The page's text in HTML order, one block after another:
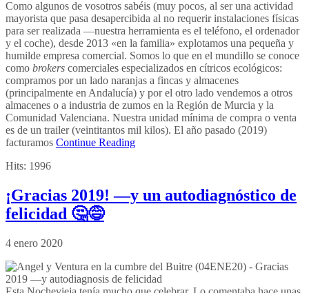
Como algunos de vosotros sabéis (muy pocos, al ser una actividad
mayorista que pasa desapercibida al no requerir instalaciones físicas
para ser realizada —nuestra herramienta es el teléfono, el ordenador
y el coche), desde 2013 «en la familia» explotamos una pequeña y
humilde empresa comercial. Somos lo que en el mundillo se conoce
como brokers comerciales especializados en cítricos ecológicos:
compramos por un lado naranjas a fincas y almacenes
(principalmente en Andalucía) y por el otro lado vendemos a otros
almacenes o a industria de zumos en la Región de Murcia y la
Comunidad Valenciana. Nuestra unidad mínima de compra o venta
es de un trailer (veintitantos mil kilos). El año pasado (2019)
facturamos Continue Reading
Hits: 1996
¡Gracias 2019! —y un autodiagnóstico de
felicidad 🤔😅
4 enero 2020